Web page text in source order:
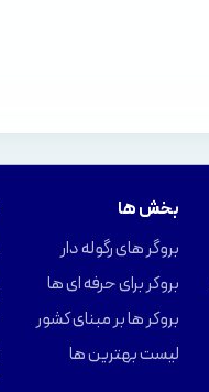
بخش ها
بروگر های رگوله دار
بروکر برای حرفه ای ها
بروکر ها بر مبنای کشور
لیست بهترین ها